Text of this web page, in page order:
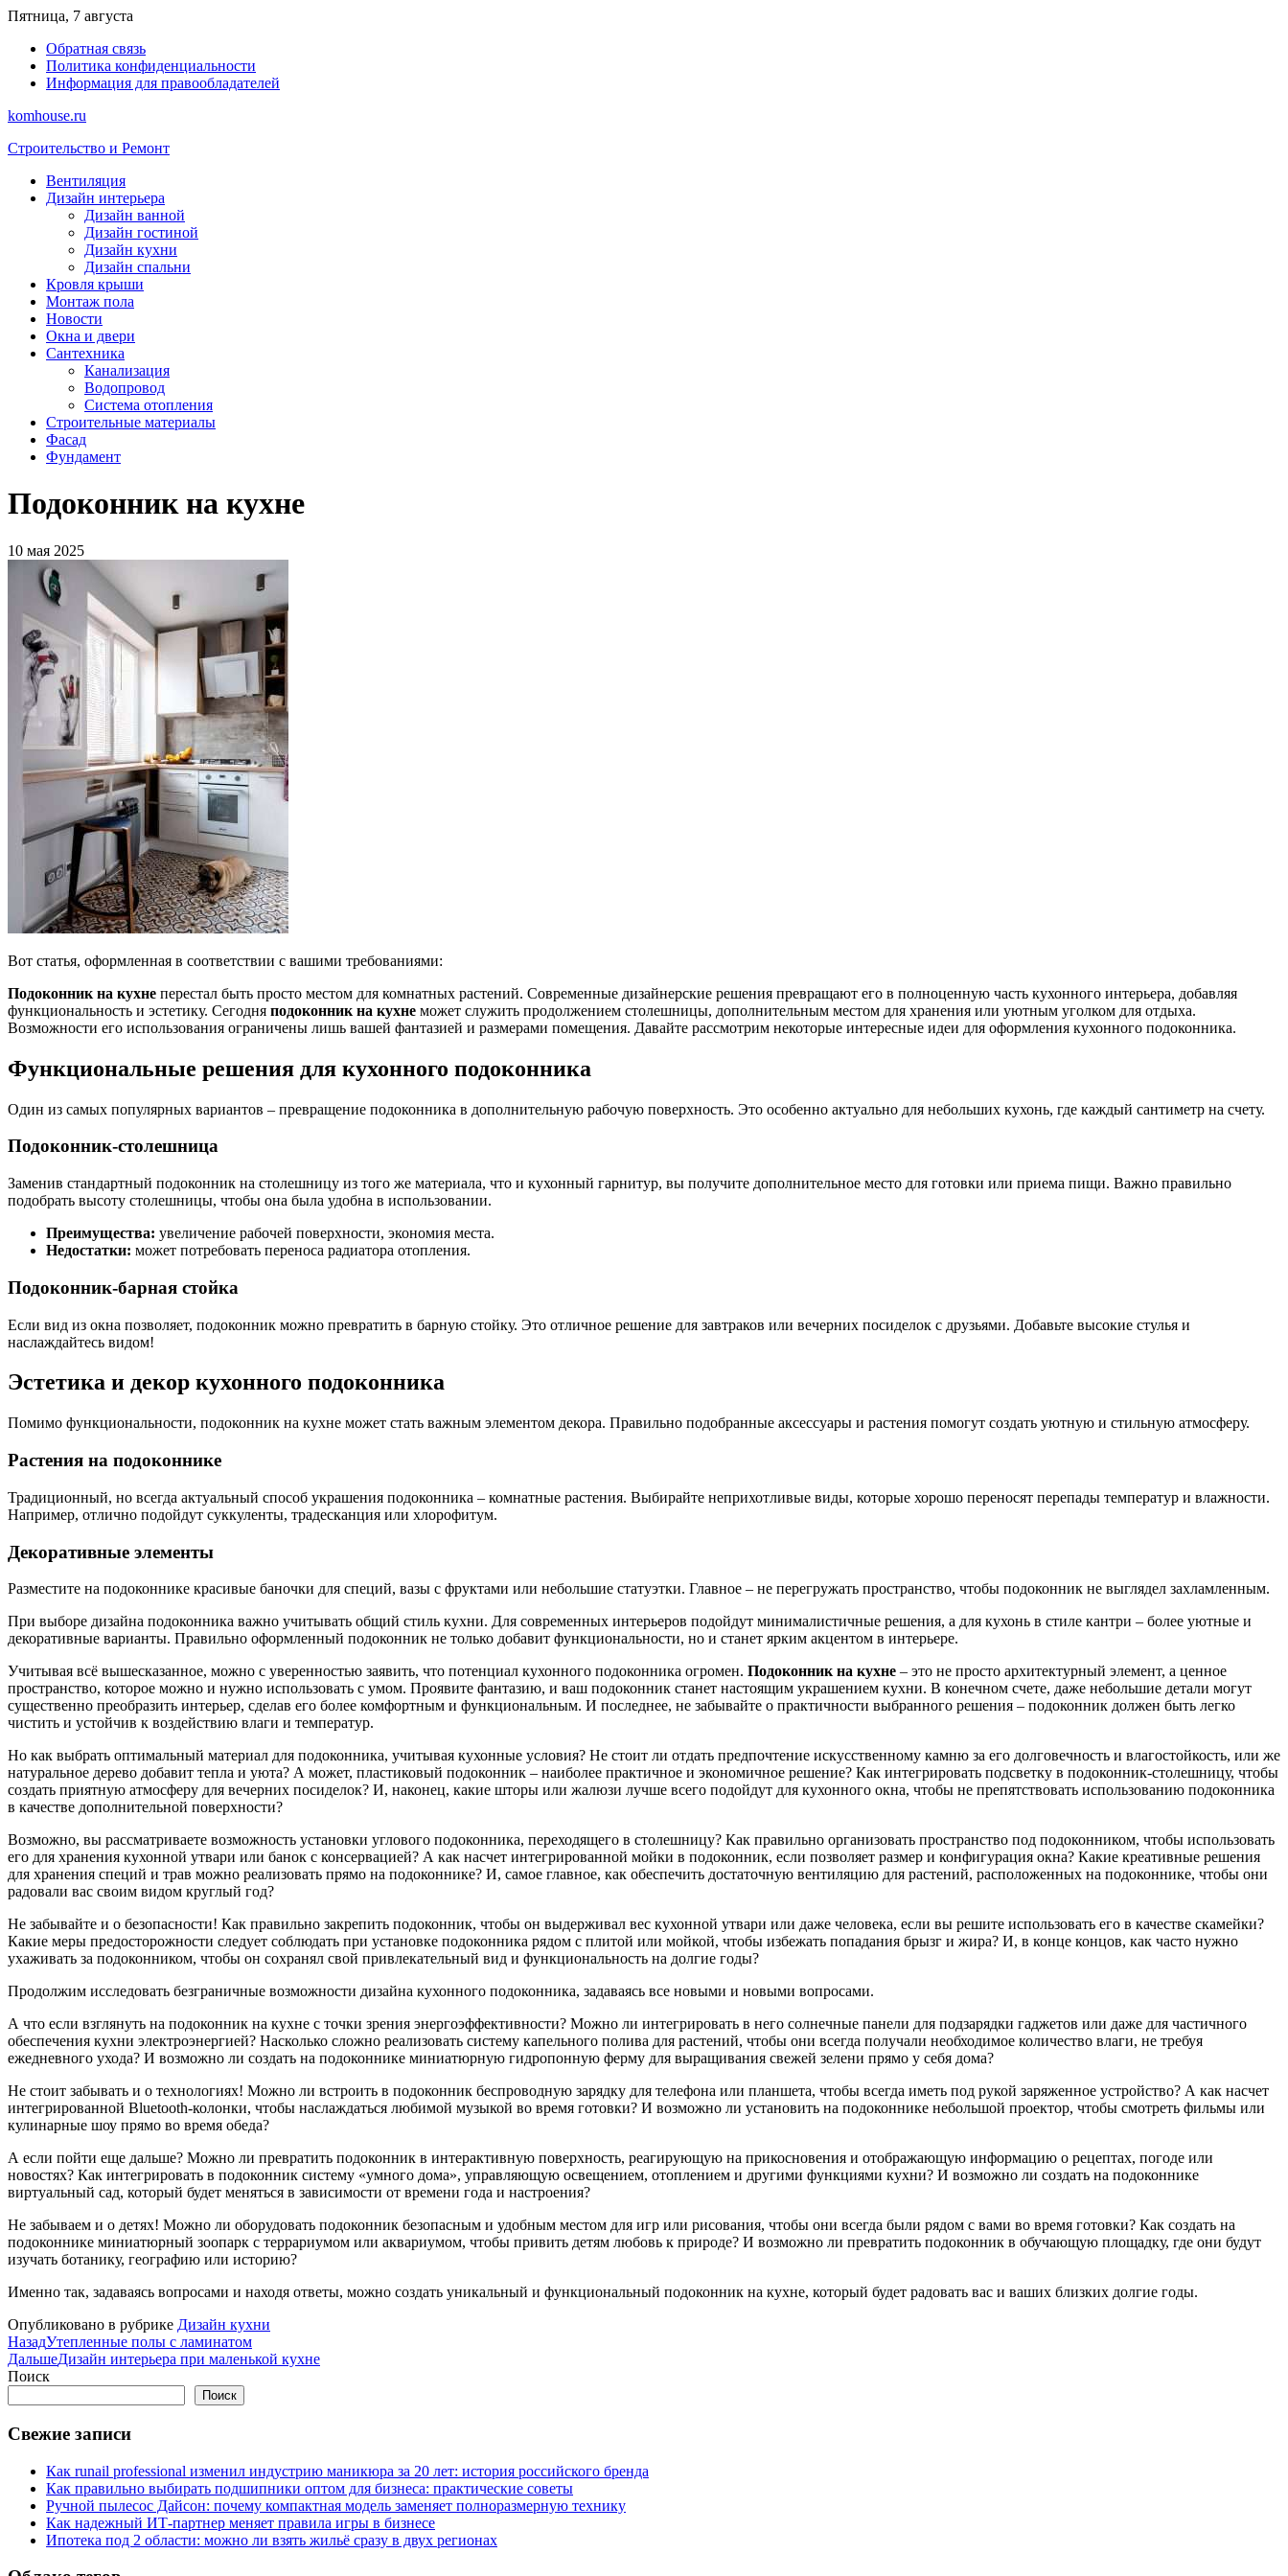
Перейти
содержимому
Пятница, 7 августа
Обратная связь
Политика конфиденциальности
Информация для правообладателей
komhouse.ru
Строительство и Ремонт
Вентиляция
Дизайн интерьера
Дизайн ванной
Дизайн гостиной
Дизайн кухни
Дизайн спальни
Кровля крыши
Монтаж пола
Новости
Окна и двери
Сантехника
Канализация
Водопровод
Система отопления
Строительные материалы
Фасад
Фундамент
Подоконник на кухне
10 мая 2025
Вот статья, оформленная в соответствии с вашими требованиями:
Подоконник на кухне перестал быть просто местом для комнатных растений. Современные дизайнерские решения превращают его в полноценную часть кухонного интерьера, добавляя
функциональность и эстетику. Сегодня подоконник на кухне может служить продолжением столешницы, дополнительным местом для хранения или уютным уголком для отдыха.
Возможности его использования ограничены лишь вашей фантазией и размерами помещения. Давайте рассмотрим некоторые интересные идеи для оформления кухонного подоконника.
Функциональные решения для кухонного подоконника
Один из самых популярных вариантов – превращение подоконника в дополнительную рабочую поверхность. Это особенно актуально для небольших кухонь, где каждый сантиметр на счету.
Подоконник-столешница
Заменив стандартный подоконник на столешницу из того же материала, что и кухонный гарнитур, вы получите дополнительное место для готовки или приема пищи. Важно правильно
подобрать высоту столешницы, чтобы она была удобна в использовании.
Преимущества: увеличение рабочей поверхности, экономия места.
Недостатки: может потребовать переноса радиатора отопления.
Подоконник-барная стойка
Если вид из окна позволяет, подоконник можно превратить в барную стойку. Это отличное решение для завтраков или вечерних посиделок с друзьями. Добавьте высокие стулья и
наслаждайтесь видом!
Эстетика и декор кухонного подоконника
Помимо функциональности, подоконник на кухне может стать важным элементом декора. Правильно подобранные аксессуары и растения помогут создать уютную и стильную атмосферу.
Растения на подоконнике
Традиционный, но всегда актуальный способ украшения подоконника – комнатные растения. Выбирайте неприхотливые виды, которые хорошо переносят перепады температур и влажности.
Например, отлично подойдут суккуленты, традесканция или хлорофитум.
Декоративные элементы
Разместите на подоконнике красивые баночки для специй, вазы с фруктами или небольшие статуэтки. Главное – не перегружать пространство, чтобы подоконник не выглядел захламленным.
При выборе дизайна подоконника важно учитывать общий стиль кухни. Для современных интерьеров подойдут минималистичные решения, а для кухонь в стиле кантри – более уютные и
декоративные варианты. Правильно оформленный подоконник не только добавит функциональности, но и станет ярким акцентом в интерьере.
Учитывая всё вышесказанное, можно с уверенностью заявить, что потенциал кухонного подоконника огромен. Подоконник на кухне – это не просто архитектурный элемент, а ценное
пространство, которое можно и нужно использовать с умом. Проявите фантазию, и ваш подоконник станет настоящим украшением кухни. В конечном счете, даже небольшие детали могут
существенно преобразить интерьер, сделав его более комфортным и функциональным. И последнее, не забывайте о практичности выбранного решения – подоконник должен быть легко
чистить и устойчив к воздействию влаги и температур.
Но как выбрать оптимальный материал для подоконника, учитывая кухонные условия? Не стоит ли отдать предпочтение искусственному камню за его долговечность и влагостойкость, или же
натуральное дерево добавит тепла и уюта? А может, пластиковый подоконник – наиболее практичное и экономичное решение? Как интегрировать подсветку в подоконник-столешницу, чтобы
создать приятную атмосферу для вечерних посиделок? И, наконец, какие шторы или жалюзи лучше всего подойдут для кухонного окна, чтобы не препятствовать использованию подоконника
в качестве дополнительной поверхности?
Возможно, вы рассматриваете возможность установки углового подоконника, переходящего в столешницу? Как правильно организовать пространство под подоконником, чтобы использовать
его для хранения кухонной утвари или банок с консервацией? А как насчет интегрированной мойки в подоконник, если позволяет размер и конфигурация окна? Какие креативные решения
для хранения специй и трав можно реализовать прямо на подоконнике? И, самое главное, как обеспечить достаточную вентиляцию для растений, расположенных на подоконнике, чтобы они
радовали вас своим видом круглый год?
Не забывайте и о безопасности! Как правильно закрепить подоконник, чтобы он выдерживал вес кухонной утвари или даже человека, если вы решите использовать его в качестве скамейки?
Какие меры предосторожности следует соблюдать при установке подоконника рядом с плитой или мойкой, чтобы избежать попадания брызг и жира? И, в конце концов, как часто нужно
ухаживать за подоконником, чтобы он сохранял свой привлекательный вид и функциональность на долгие годы?
Продолжим исследовать безграничные возможности дизайна кухонного подоконника, задаваясь все новыми и новыми вопросами.
А что если взглянуть на подоконник на кухне с точки зрения энергоэффективности? Можно ли интегрировать в него солнечные панели для подзарядки гаджетов или даже для частичного
обеспечения кухни электроэнергией? Насколько сложно реализовать систему капельного полива для растений, чтобы они всегда получали необходимое количество влаги, не требуя
ежедневного ухода? И возможно ли создать на подоконнике миниатюрную гидропонную ферму для выращивания свежей зелени прямо у себя дома?
Не стоит забывать и о технологиях! Можно ли встроить в подоконник беспроводную зарядку для телефона или планшета, чтобы всегда иметь под рукой заряженное устройство? А как насчет
интегрированной Bluetooth-колонки, чтобы наслаждаться любимой музыкой во время готовки? И возможно ли установить на подоконнике небольшой проектор, чтобы смотреть фильмы или
кулинарные шоу прямо во время обеда?
А если пойти еще дальше? Можно ли превратить подоконник в интерактивную поверхность, реагирующую на прикосновения и отображающую информацию о рецептах, погоде или
новостях? Как интегрировать в подоконник систему «умного дома», управляющую освещением, отоплением и другими функциями кухни? И возможно ли создать на подоконнике
виртуальный сад, который будет меняться в зависимости от времени года и настроения?
Не забываем и о детях! Можно ли оборудовать подоконник безопасным и удобным местом для игр или рисования, чтобы они всегда были рядом с вами во время готовки? Как создать на
подоконнике миниатюрный зоопарк с террариумом или аквариумом, чтобы привить детям любовь к природе? И возможно ли превратить подоконник в обучающую площадку, где они будут
изучать ботанику, географию или историю?
Именно так, задаваясь вопросами и находя ответы, можно создать уникальный и функциональный подоконник на кухне, который будет радовать вас и ваших близких долгие годы.
Опубликовано в рубрике Дизайн кухни
НазадУтепленные полы с ламинатом
ДальшеДизайн интерьера при маленькой кухне
Поиск
Поиск
Свежие записи
Как runail professional изменил индустрию маникюра за 20 лет: история российского бренда
Как правильно выбирать подшипники оптом для бизнеса: практические советы
Ручной пылесос Дайсон: почему компактная модель заменяет полноразмерную технику
Как надежный ИТ-партнер меняет правила игры в бизнесе
Ипотека под 2 области: можно ли взять жильё сразу в двух регионах